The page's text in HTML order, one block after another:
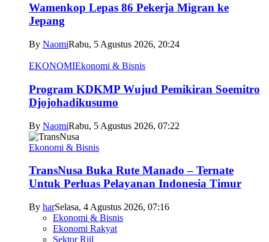
Wamenkop Lepas 86 Pekerja Migran ke
Jepang
By NaomiRabu, 5 Agustus 2026, 20:24
EKONOMIEkonomi & Bisnis
Program KDKMP Wujud Pemikiran Soemitro
Djojohadikusumo
By NaomiRabu, 5 Agustus 2026, 07:22
Ekonomi & Bisnis
TransNusa Buka Rute Manado – Ternate
Untuk Perluas Pelayanan Indonesia Timur
By harSelasa, 4 Agustus 2026, 07:16
Ekonomi & Bisnis
Ekonomi Rakyat
Sektor Riil